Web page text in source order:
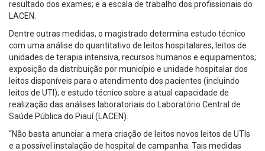
resultado dos exames; e a escala de trabalho dos profissionais do
LACEN.
Dentre outras medidas, o magistrado determina estudo técnico
com uma análise do quantitativo de leitos hospitalares, leitos de
unidades de terapia intensiva, recursos humanos e equipamentos;
exposição da distribuição por município e unidade hospitalar dos
leitos disponíveis para o atendimento dos pacientes (incluindo
leitos de UTI); e estudo técnico sobre a atual capacidade de
realização das análises laboratoriais do Laboratório Central de
Saúde Pública do Piauí (LACEN).
“Não basta anunciar a mera criação de leitos novos leitos de UTIs
e a possível instalação de hospital de campanha. Tais medidas